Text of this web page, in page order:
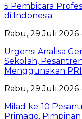
5 Pembicara
di Indonesia
Rabu, 29 Juli 2026
Urgensi Analisa
Sekolah,
Menggunakan
Rabu, 29 Juli 2026
Milad ke-10
Primago,